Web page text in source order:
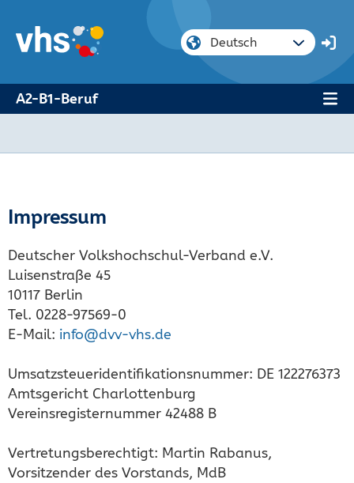
A2-B1-Beruf
Impressum
Deutscher Volkshochschul-Verband e.V.
Luisenstraße 45
10117 Berlin
Tel. 0228-97569-0
E-Mail: info@dvv-vhs.de
Umsatzsteueridentifikationsnummer: DE 122276373
Amtsgericht Charlottenburg
Vereinsregisternummer 42488 B
Vertretungsberechtigt: Martin Rabanus,
Vorsitzender des Vorstands, MdB